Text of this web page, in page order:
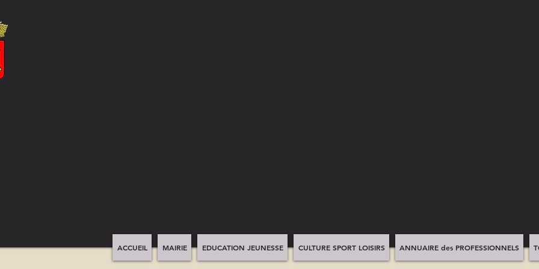
ACCUEIL MAIRIE EDUCATION JEUNESSE CULTURE SPORT LOISIRS ANNUAIRE des PROFESSIONNELS